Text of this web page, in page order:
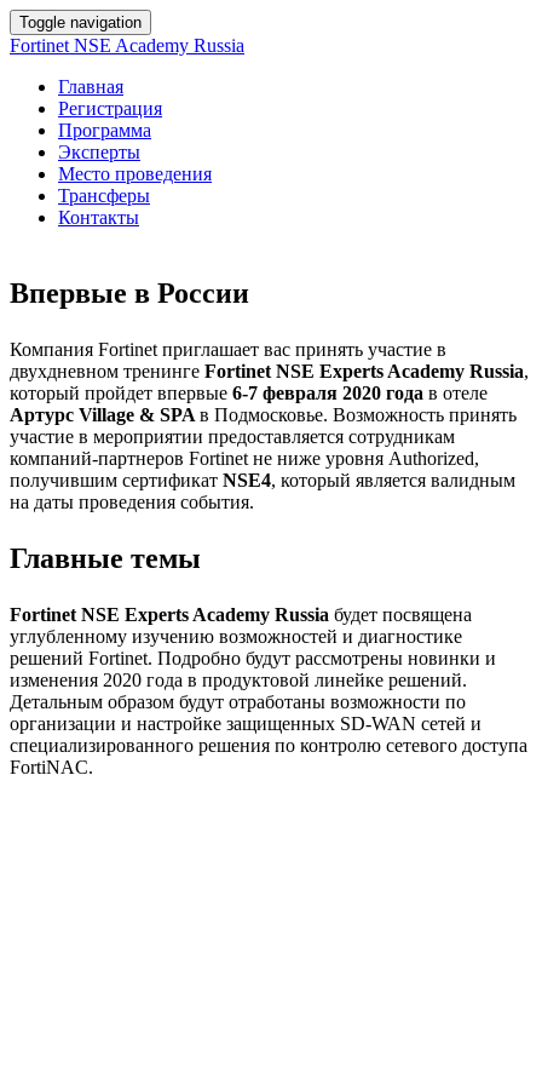
Toggle navigation
Fortinet NSE Academy Russia
Главная
Регистрация
Программа
Эксперты
Место проведения
Трансферы
Контакты
Впервые в России
Компания Fortinet приглашает вас принять участие в
двухдневном тренинге Fortinet NSE Experts Academy Russia,
который пройдет впервые 6-7 февраля 2020 года в отеле
Артурс Village & SPA в Подмосковье. Возможность принять
участие в мероприятии предоставляется сотрудникам
компаний-партнеров Fortinet не ниже уровня Authorized,
получившим сертификат NSE4, который является валидным
на даты проведения события.
Главные темы
Fortinet NSE Experts Academy Russia будет посвящена
углубленному изучению возможностей и диагностике
решений Fortinet. Подробно будут рассмотрены новинки и
изменения 2020 года в продуктовой линейке решений.
Детальным образом будут отработаны возможности по
организации и настройке защищенных SD-WAN сетей и
специализированного решения по контролю сетевого доступа
FortiNAC.